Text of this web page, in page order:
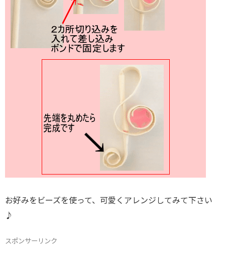
お好みをビーズを使って、可愛くアレンジしてみて下さい
♪
スポンサーリンク